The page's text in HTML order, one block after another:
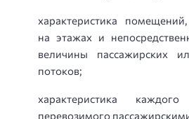
характеристика
на этажах и
величины пассажирских
потоков;
характеристика
перевозимого